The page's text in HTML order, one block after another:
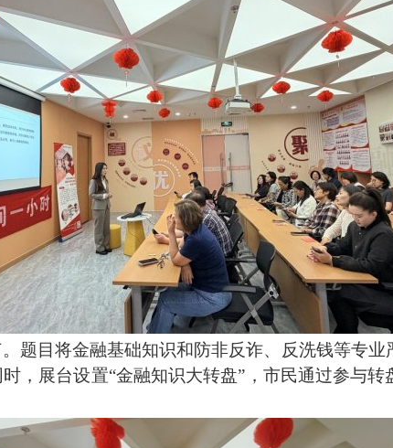
题目将金融基础知识和防非反诈、反洗钱等专
，展台设置“金融知识大转盘”，市民通过参与